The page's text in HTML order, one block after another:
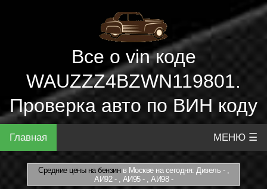
Все о vin коде
WAUZZZ4BZWN119801.
Проверка авто по ВИН коду
Главная МЕНЮ ☰
Средние цены на бензинв Москве на сегодня: Дизель - ,
АИ92 - , АИ95 - , АИ98 -